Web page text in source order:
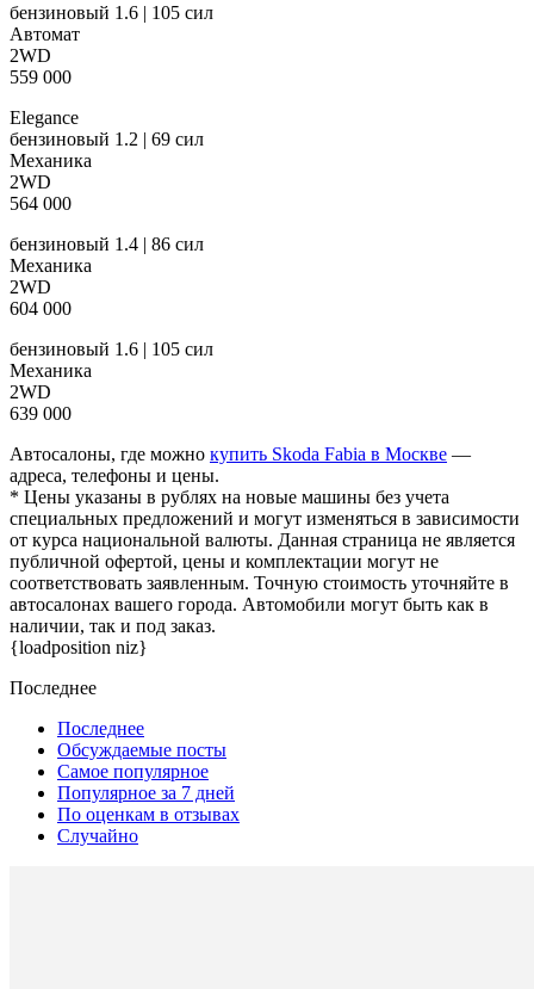
бензиновый 1.6 | 105 сил
Автомат
2WD
559 000
Elegance
бензиновый 1.2 | 69 сил
Механика
2WD
564 000
бензиновый 1.4 | 86 сил
Механика
2WD
604 000
бензиновый 1.6 | 105 сил
Механика
2WD
639 000
Автосалоны, где можно купить Skoda Fabia в Москве —
адреса, телефоны и цены.
* Цены указаны в рублях на новые машины без учета
специальных предложений и могут изменяться в зависимости
от курса национальной валюты. Данная страница не является
публичной офертой, цены и комплектации могут не
соответствовать заявленным. Точную стоимость уточняйте в
автосалонах вашего города. Автомобили могут быть как в
наличии, так и под заказ.
{loadposition niz}
Последнее
Последнее
Обсуждаемые посты
Самое популярное
Популярное за 7 дней
По оценкам в отзывах
Случайно